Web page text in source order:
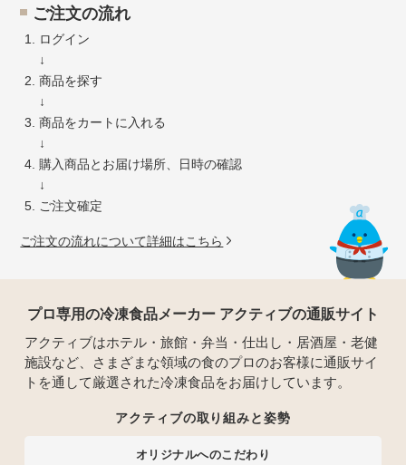
ご注文の流れ
ログイン
↓
商品を探す
↓
商品をカートに入れる
↓
購入商品とお届け場所、日時の確認
↓
ご注文確定
ご注文の流れについて詳細はこちら
プロ専用の冷凍食品メーカー アクティブの通販サイト
アクティブはホテル・旅館・弁当・仕出し・居酒屋・老健
施設など、さまざまな領域の食のプロのお客様に通販サイ
トを通して厳選された冷凍食品をお届けしています。
アクティブの取り組みと姿勢
オリジナルへのこだわり